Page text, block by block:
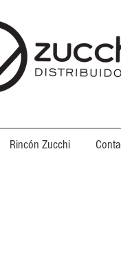
Rincón Zucchi